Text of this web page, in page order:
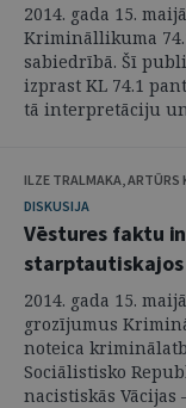
2014. gada 15.
Krimināllikuma
sabiedrībā. Šī
izprast KL 74.1
tā interpretāciju
ILZE TRALMAKA, ARTŪRS
DISKUSIJA
Vēstures faktu
2014. gada 15.
grozījumus
noteica
Sociālistisko
nacistiskās Vācijas